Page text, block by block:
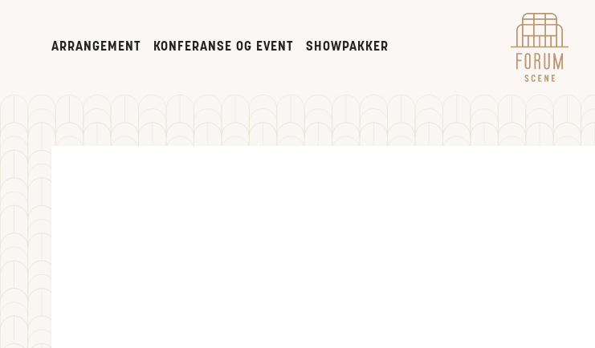
ARRANGEMENT KONFERANSE OG EVENT SHOWPAKKER